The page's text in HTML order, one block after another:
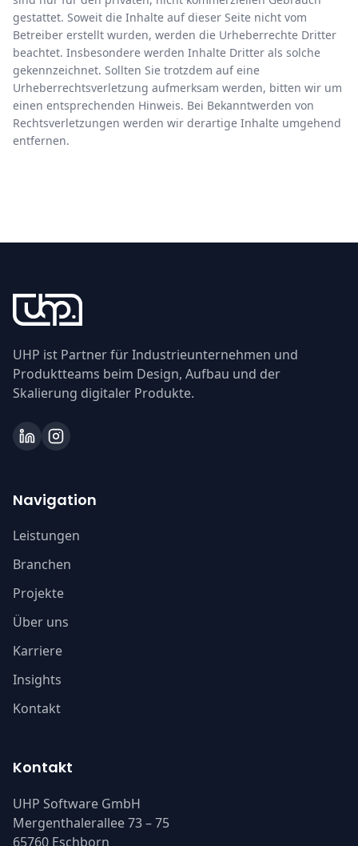
gestattet. Soweit die Inhalte auf dieser Seite nicht vom
Betreiber erstellt wurden, werden die Urheberrechte Dritter
beachtet. Insbesondere werden Inhalte Dritter als solche
gekennzeichnet. Sollten Sie trotzdem auf eine
Urheberrechtsverletzung aufmerksam werden, bitten wir um
einen entsprechenden Hinweis. Bei Bekanntwerden von
Rechtsverletzungen werden wir derartige Inhalte umgehend
entfernen.
UHP ist Partner für Industrieunternehmen und
Produktteams beim Design, Aufbau und der
Skalierung digitaler Produkte.
Navigation
Leistungen
Branchen
Projekte
Über uns
Karriere
Insights
Kontakt
Kontakt
UHP Software GmbH
Mergenthalerallee 73 – 75
65760 Eschborn